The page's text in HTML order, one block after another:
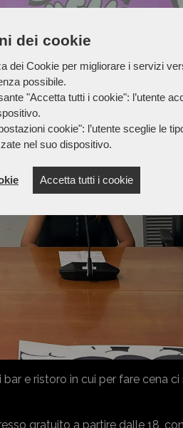
dei cookie
dei Cookie per migliorare i servizi
possibile.
"Accetta tutti i cookie": l’utente
cookie": l’utente sceglie le
nel suo dispositivo.
Accetta tutti i cookie
e ristoro in cui per fare cena
gratuito a partire dalle 18,